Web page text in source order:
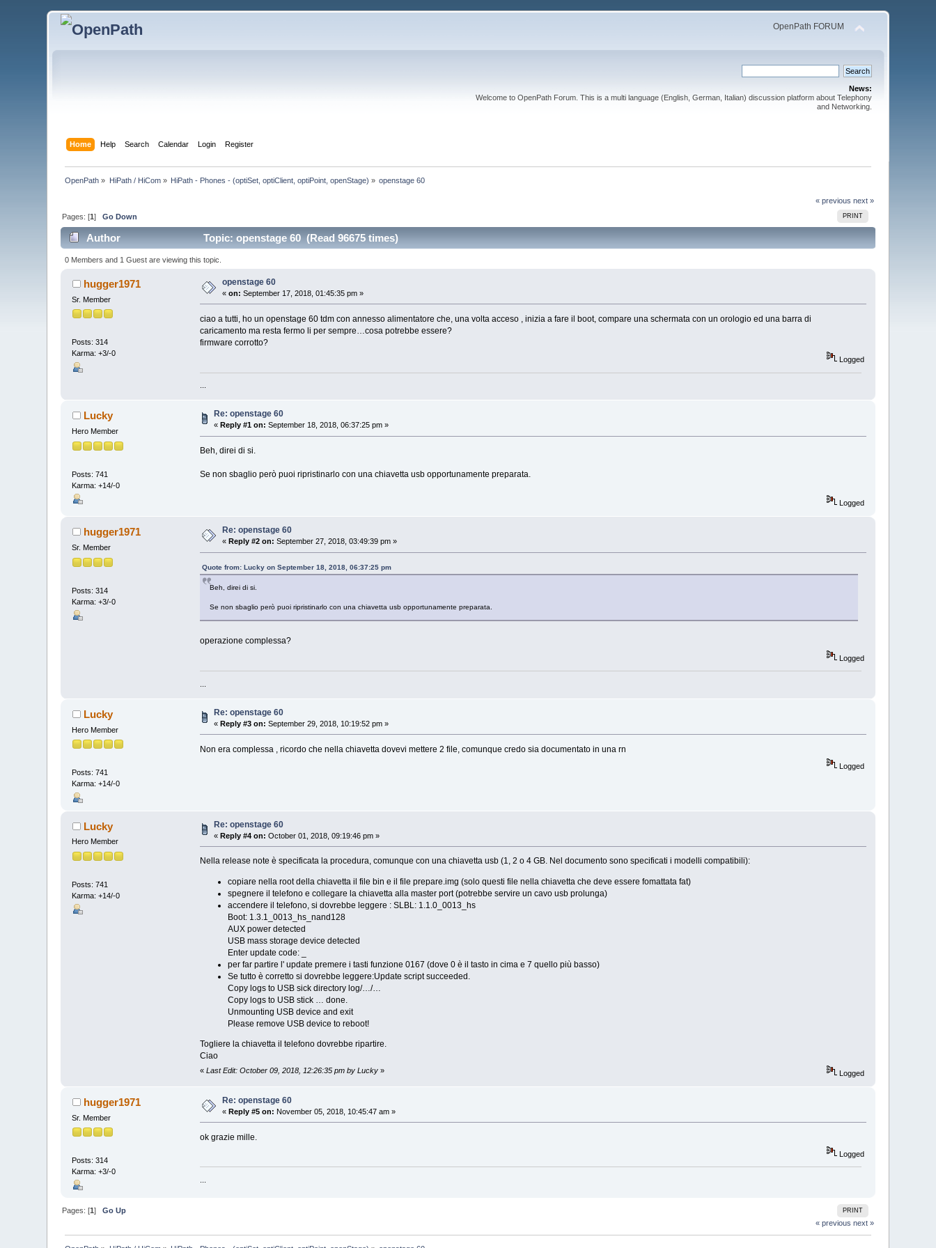
OpenPath FORUM
News:
Welcome to OpenPath Forum. This is a multi language (English, German, Italian) discussion platform about Telephony
and Networking.
Home Help Search Calendar Login Register
OpenPath » HiPath / HiCom» HiPath - Phones - (optiSet, optiClient, optiPoint, openStage) » openstage 60
« previous next »
PRINT
Pages: [1]Go Down
Author Topic: openstage 60 (Read 96675 times)
0 Members and 1 Guest are viewing this topic.
hugger1971
Sr. Member
Posts: 314
Karma: +3/-0
openstage 60
«on: September 17, 2018, 01:45:35 pm »
ciao a tutti, ho un openstage 60 tdm con annesso alimentatore che, una volta acceso , inizia a fare il boot, compare una schermata con un orologio ed una barra di
caricamento ma resta fermo li per sempre…cosa potrebbe essere?
firmware corrotto?
Logged
Lucky
Hero Member
Posts: 741
Karma: +14/-0
Re: openstage 60
« Reply #1 on: September 18, 2018, 06:37:25 pm »
Beh, direi di si.
Se non sbaglio però puoi ripristinarlo con una chiavetta usb opportunamente preparata.
Logged
hugger1971
Sr. Member
Posts: 314
Karma: +3/-0
Re: openstage 60
« Reply #2 on: September 27, 2018, 03:49:39 pm »
Quote from: Lucky on September 18, 2018, 06:37:25 pm
Beh, direi di si.
Se non sbaglio però puoi ripristinarlo con una chiavetta usb opportunamente preparata.
operazione complessa?
Logged
Lucky
Hero Member
Posts: 741
Karma: +14/-0
Re: openstage 60
«Reply #3 on: September 29, 2018, 10:19:52 pm »
Non era complessa , ricordo che nella chiavetta dovevi mettere 2 file, comunque credo sia documentato in una rn
Logged
Lucky
Hero Member
Posts: 741
Karma: +14/-0
Re: openstage 60
«Reply #4 on: October 01, 2018, 09:19:46 pm »
Nella release note è specificata la procedura, comunque con una chiavetta usb (1, 2 o 4 GB. Nel documento sono specificati i modelli compatibili):
copiare nella root della chiavetta il file bin e il file prepare.img (solo questi file nella chiavetta che deve essere fomattata fat)
spegnere il telefono e collegare la chiavetta alla master port (potrebbe servire un cavo usb prolunga)
accendere il telefono, si dovrebbe leggere : SLBL: 1.1.0_0013_hs
Boot: 1.3.1_0013_hs_nand128
AUX power detected
USB mass storage device detected
Enter update code: _
per far partire l' update premere i tasti funzione 0167 (dove 0 è il tasto in cima e 7 quello più basso)
Se tutto è corretto si dovrebbe leggere:Update script succeeded.
Copy logs to USB sick directory log/…/…
Copy logs to USB stick … done.
Unmounting USB device and exit
Please remove USB device to reboot!
Togliere la chiavetta il telefono dovrebbe ripartire.
Ciao
« Last Edit: October 09, 2018, 12:26:35 pm by Lucky» Logged
hugger1971
Sr. Member
Posts: 314
Karma: +3/-0
Re: openstage 60
«Reply #5 on: November 05, 2018, 10:45:47 am »
ok grazie mille.
Logged
PRINT
Pages: [1]Go Up
« previous next »